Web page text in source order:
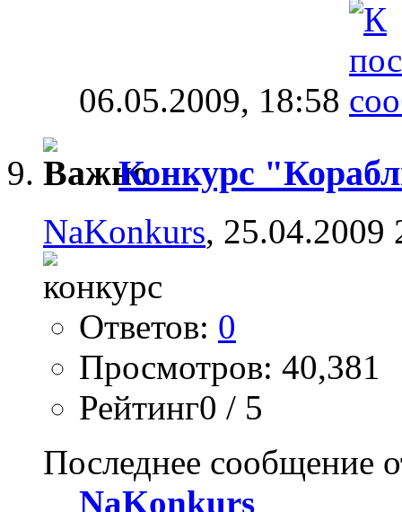
06.05.2009, 18:58
Конкурс
NaKonkurs, 25.04.2009
Ответов: 0
Просмотров: 40,381
Рейтинг0 / 5
Последнее сообщение
NaKonkurs